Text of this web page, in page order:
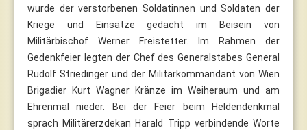
wurde der verstorbenen Soldatinnen und Soldaten der
Kriege und Einsätze gedacht im Beisein von
Militärbischof Werner Freistetter. Im Rahmen der
Gedenkfeier legten der Chef des Generalstabes General
Rudolf Striedinger und der Militärkommandant von Wien
Brigadier Kurt Wagner Kränze im Weiheraum und am
Ehrenmal nieder. Bei der Feier beim Heldendenkmal
sprach Militärerzdekan Harald Tripp verbindende Worte